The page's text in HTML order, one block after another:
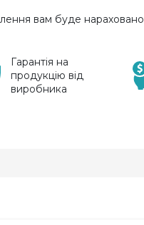
вам буде нараховано
Гарантія на
продукцію від
виробника